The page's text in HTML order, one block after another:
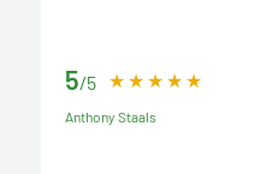
5/5
Anthony Staals